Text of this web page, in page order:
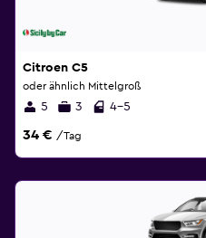
Citroen C5
oder ähnlich Mittelgroß
5 3 4-5
34 € /Tag